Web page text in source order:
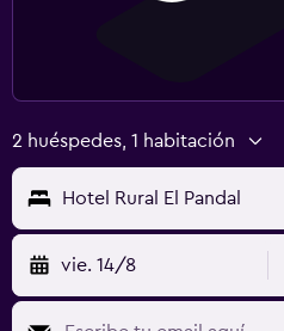
2 huéspedes, 1 habitación
Hotel Rural El Pandal
vie. 14/8